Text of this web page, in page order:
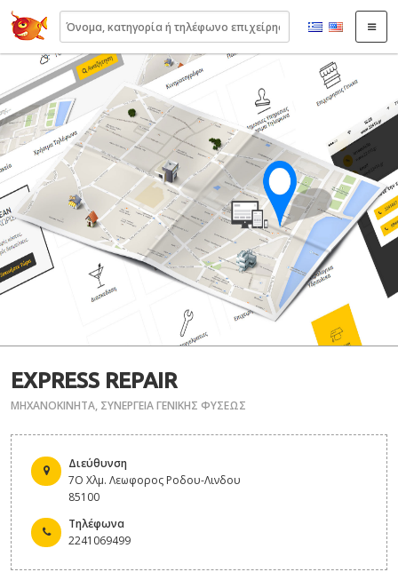
22410.gr
EXPRESS REPAIR
ΜΗΧΑΝΟΚΙΝΗΤΑ, ΣΥΝΕΡΓΕΙΑ ΓΕΝΙΚΗΣ ΦΥΣΕΩΣ
Διεύθυνση
7Ο Χλμ. Λεωφορος Ροδου-Λινδου
85100
Τηλέφωνα
2241069499